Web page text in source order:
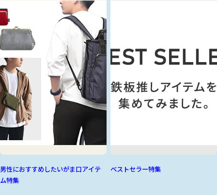
男性におすすめしたいがま口アイテ
ム特集
ベストセラー特集